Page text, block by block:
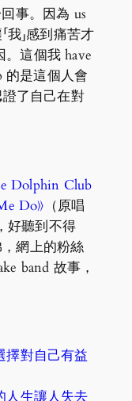
事。因為 us
」感到痛苦才
這個我 have
的是這個人會
了自己在對
Dolphin Club
Do》 （原唱
好聽到不得
網上的粉絲
band 故事，
擇對自己有益
人生讓人失去